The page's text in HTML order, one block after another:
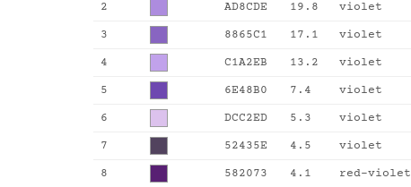
2 AD8CDE 19.8 violet
3 8865C1 17.1 violet
4 C1A2EB 13.2 violet
5 6E48B0 7.4 violet
6 DCC2ED 5.3 violet
7 52435E 4.5 violet
8 582073 4.1 red-violet